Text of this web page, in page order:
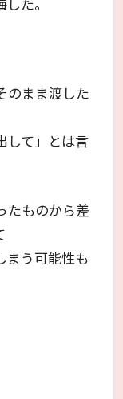
のまま渡した
して」とは言
たものから差
まう可能性も